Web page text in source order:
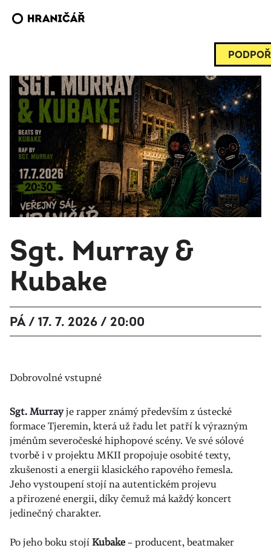
Sgt. Murray &
Kubake
PÁ / 17. 7. 2026 / 20:00
Dobrovolné vstupné
Sgt. Murrayje rapper známý především z ústecké
formaceTjeremin, která už řadu let patří k výrazným
jménům severočeské hiphopové scény. Ve své sólové
tvorbě i v projektu MKII propojuje osobité texty,
zkušenosti a energii klasického rapového řemesla.
Jeho vystoupení stojí na autentickém projevu
a přirozené energii, díky čemuž má každý koncert
jedinečný charakter.
Po jeho boku stojíKubake– producent, beatmaker